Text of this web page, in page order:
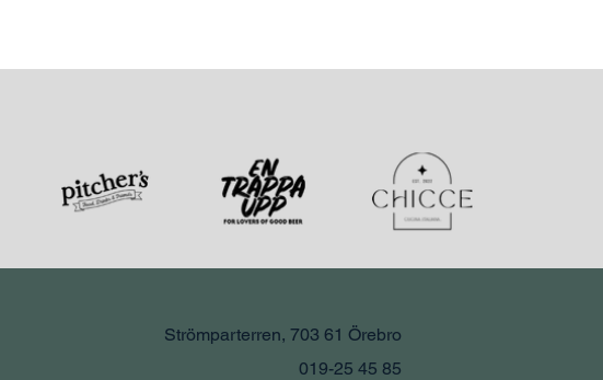
Strömparterren, 703 61 Örebro
019-25 45 85